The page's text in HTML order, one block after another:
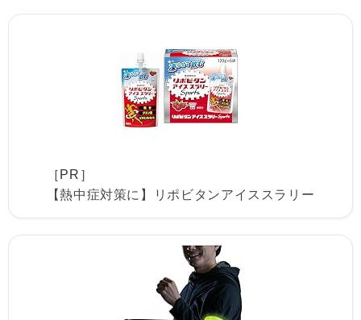
［PR］
【熱中症対策に】リポビタンアイススラリー